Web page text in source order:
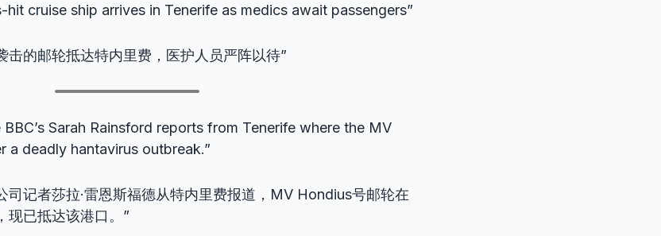
hit cruise ship arrives in Tenerife as medics await passengers”
击的邮轮抵达特内里费，医护人员严阵以待”
BBC’s Sarah Rainsford reports from Tenerife where the MV
a deadly hantavirus outbreak.”
司记者莎拉·雷恩斯福德从特内里费报道，MV Hondius号邮轮在
现已抵达该港口。”